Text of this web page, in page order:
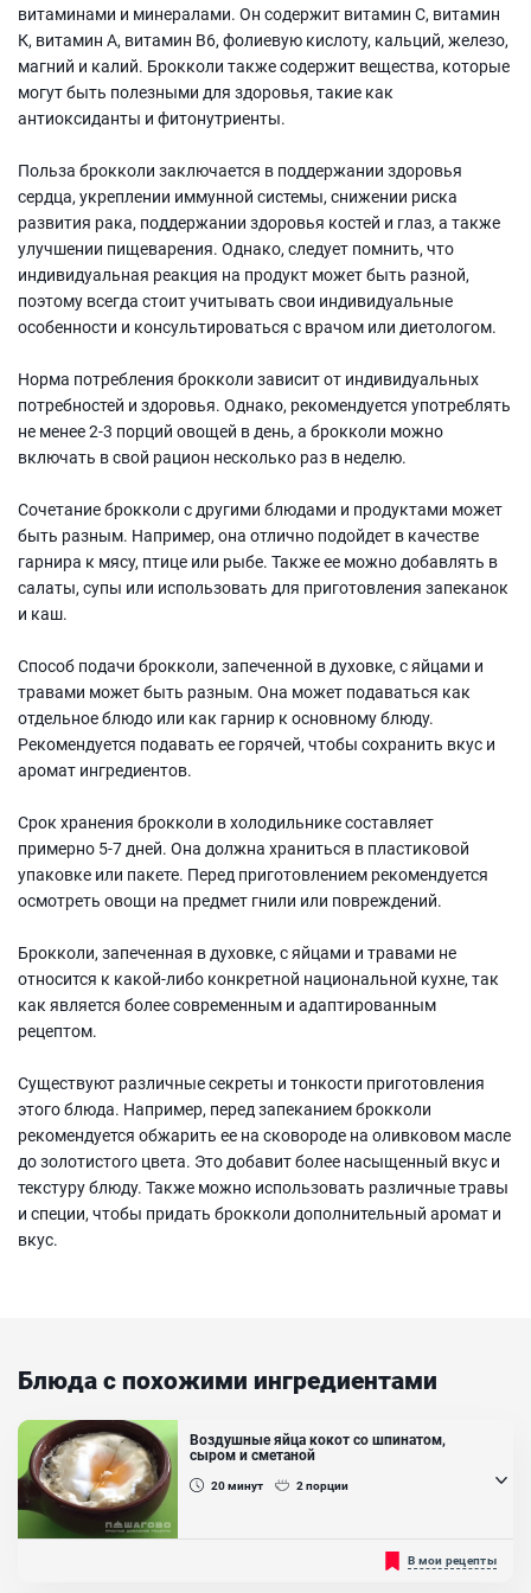
витаминами и минералами. Он содержит витамин С, витамин
К, витамин А, витамин B6, фолиевую кислоту, кальций, железо,
магний и калий. Брокколи также содержит вещества, которые
могут быть полезными для здоровья, такие как
антиоксиданты и фитонутриенты.
Польза брокколи заключается в поддержании здоровья
сердца, укреплении иммунной системы, снижении риска
развития рака, поддержании здоровья костей и глаз, а также
улучшении пищеварения. Однако, следует помнить, что
индивидуальная реакция на продукт может быть разной,
поэтому всегда стоит учитывать свои индивидуальные
особенности и консультироваться с врачом или диетологом.
Норма потребления брокколи зависит от индивидуальных
потребностей и здоровья. Однако, рекомендуется употреблять
не менее 2-3 порций овощей в день, а брокколи можно
включать в свой рацион несколько раз в неделю.
Сочетание брокколи с другими блюдами и продуктами может
быть разным. Например, она отлично подойдет в качестве
гарнира к мясу, птице или рыбе. Также ее можно добавлять в
салаты, супы или использовать для приготовления запеканок
и каш.
Способ подачи брокколи, запеченной в духовке, с яйцами и
травами может быть разным. Она может подаваться как
отдельное блюдо или как гарнир к основному блюду.
Рекомендуется подавать ее горячей, чтобы сохранить вкус и
аромат ингредиентов.
Срок хранения брокколи в холодильнике составляет
примерно 5-7 дней. Она должна храниться в пластиковой
упаковке или пакете. Перед приготовлением рекомендуется
осмотреть овощи на предмет гнили или повреждений.
Брокколи, запеченная в духовке, с яйцами и травами не
относится к какой-либо конкретной национальной кухне, так
как является более современным и адаптированным
рецептом.
Существуют различные секреты и тонкости приготовления
этого блюда. Например, перед запеканием брокколи
рекомендуется обжарить ее на сковороде на оливковом масле
до золотистого цвета. Это добавит более насыщенный вкус и
текстуру блюду. Также можно использовать различные травы
и специи, чтобы придать брокколи дополнительный аромат и
вкус.
Блюда с похожими ингредиентами
Воздушные яйца кокот со шпинатом,
сыром и сметаной
20минут 2порции
Воздушные яйца кокот со шпинатом, сыром и сметаной - это
простое, вкусное, сытное и полезное блюдо, которое вы можете
В мои рецепты